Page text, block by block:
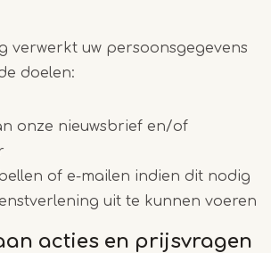
verwerkt uw persoonsgegevens
doelen:
onze nieuwsbrief en/of
of e-mailen indien dit nodig
uit te kunnen voeren
acties en prijsvragen